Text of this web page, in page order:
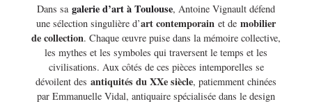
Dans sa galerie d’art à Toulouse, Antoine Vignault défend
une sélection singulière d’art contemporain et de mobilier
de collection. Chaque œuvre puise dans la mémoire collective,
les mythes et les symboles qui traversent le temps et les
civilisations. Aux côtés de ces pièces intemporelles se
dévoilent des antiquités du XXe siècle, patiemment chinées
par Emmanuelle Vidal, antiquaire spécialisée dans le design